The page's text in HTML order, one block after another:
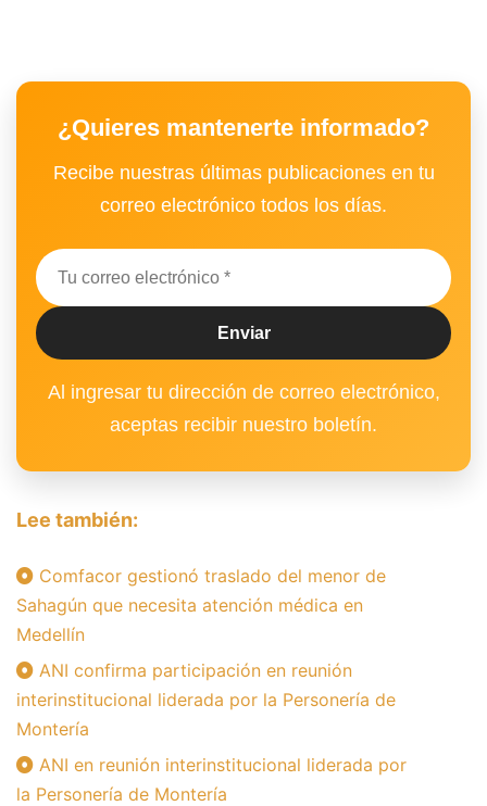
¿Quieres mantenerte informado?
Recibe nuestras últimas publicaciones en tu
correo electrónico todos los días.
Al ingresar tu dirección de correo electrónico,
aceptas recibir nuestro boletín.
Lee también:
Comfacor gestionó traslado del menor de
Sahagún que necesita atención médica en
Medellín
ANI confirma participación en reunión
interinstitucional liderada por la Personería de
Montería
ANI en reunión interinstitucional liderada por
la Personería de Montería